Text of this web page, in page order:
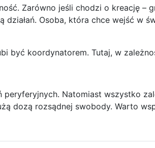
Zarówno jeśli chodzi o kreację –
Osoba, która chce wejść w
być koordynatorem. Tutaj, w
Natomiast wszystko
dozą rozsądnej swobody. Warto